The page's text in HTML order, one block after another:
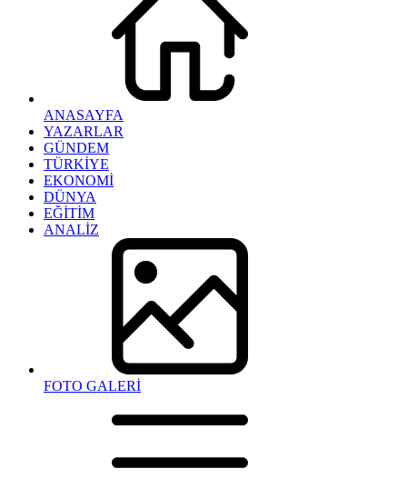
ANASAYFA
YAZARLAR
GÜNDEM
TÜRKİYE
EKONOMİ
DÜNYA
EĞİTİM
ANALİZ
FOTO GALERİ